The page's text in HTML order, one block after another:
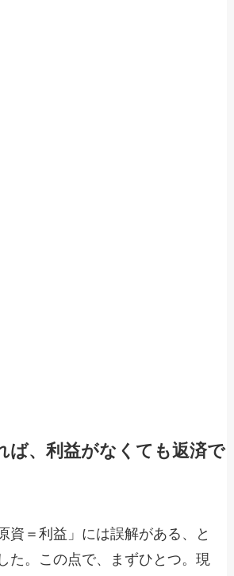
ば、利益がなくても返済で
資＝利益」には誤解がある、と
た。この点で、まずひとつ。現